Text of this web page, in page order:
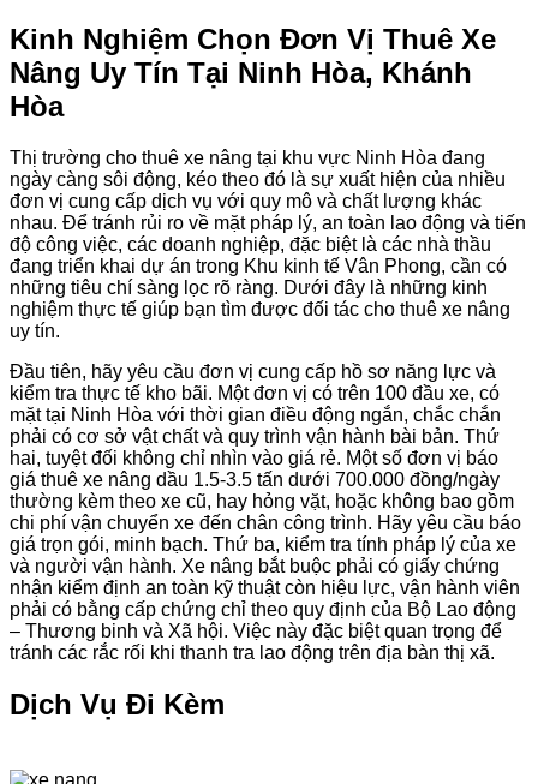
Kinh Nghiệm Chọn Đơn Vị Thuê Xe
Nâng Uy Tín Tại Ninh Hòa, Khánh
Hòa
Thị trường cho thuê xe nâng tại khu vực Ninh Hòa đang
ngày càng sôi động, kéo theo đó là sự xuất hiện của nhiều
đơn vị cung cấp dịch vụ với quy mô và chất lượng khác
nhau. Để tránh rủi ro về mặt pháp lý, an toàn lao động và tiến
độ công việc, các doanh nghiệp, đặc biệt là các nhà thầu
đang triển khai dự án trong Khu kinh tế Vân Phong, cần có
những tiêu chí sàng lọc rõ ràng. Dưới đây là những kinh
nghiệm thực tế giúp bạn tìm được đối tác cho thuê xe nâng
uy tín.
Đầu tiên, hãy yêu cầu đơn vị cung cấp hồ sơ năng lực và
kiểm tra thực tế kho bãi. Một đơn vị có trên 100 đầu xe, có
mặt tại Ninh Hòa với thời gian điều động ngắn, chắc chắn
phải có cơ sở vật chất và quy trình vận hành bài bản. Thứ
hai, tuyệt đối không chỉ nhìn vào giá rẻ. Một số đơn vị báo
giá thuê xe nâng dầu 1.5-3.5 tấn dưới 700.000 đồng/ngày
thường kèm theo xe cũ, hay hỏng vặt, hoặc không bao gồm
chi phí vận chuyển xe đến chân công trình. Hãy yêu cầu báo
giá trọn gói, minh bạch. Thứ ba, kiểm tra tính pháp lý của xe
và người vận hành. Xe nâng bắt buộc phải có giấy chứng
nhận kiểm định an toàn kỹ thuật còn hiệu lực, vận hành viên
phải có bằng cấp chứng chỉ theo quy định của Bộ Lao động
– Thương binh và Xã hội. Việc này đặc biệt quan trọng để
tránh các rắc rối khi thanh tra lao động trên địa bàn thị xã.
Dịch Vụ Đi Kèm